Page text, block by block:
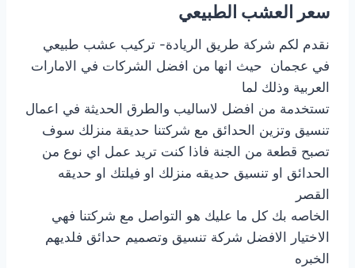
سعر العشب الطبيعي
نقدم لكم شركة طريق الريادة- تركيب عشب طبيعي
في عجمان حيث انها من افضل الشركات في الامارات
العربية وذلك لما
تستخدمة من افضل لاساليب والطرق الحديثة في اعمال
تنسيق وتزين الحدائق مع شركتنا حديقة منزلك سوف
تصبح قطعة من الجنة فاذا كنت تريد عمل اي نوع من
الحدائق او تنسيق حديقه منزلك او فيلتك او حديقه
القصر
الخاصه بك كل ما عليك هو التواصل مع شركتنا فهي
الاختيار الافضل شركة تنسيق وتصميم حدائق فلديهم
الخبره